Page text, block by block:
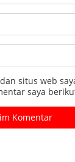
situs web
saya